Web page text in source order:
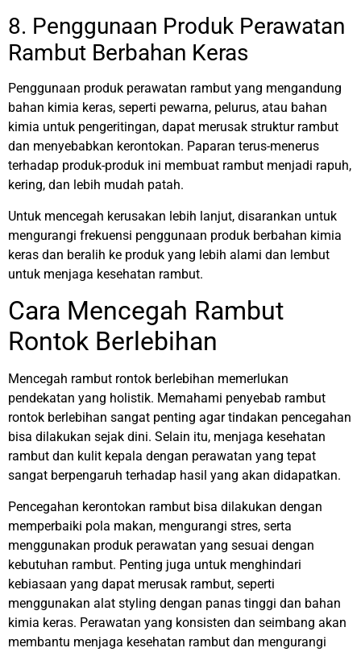
8. Penggunaan Produk Perawatan
Rambut Berbahan Keras
Penggunaan produk perawatan rambut yang mengandung
bahan kimia keras, seperti pewarna, pelurus, atau bahan
kimia untuk pengeritingan, dapat merusak struktur rambut
dan menyebabkan kerontokan. Paparan terus-menerus
terhadap produk-produk ini membuat rambut menjadi rapuh,
kering, dan lebih mudah patah.
Untuk mencegah kerusakan lebih lanjut, disarankan untuk
mengurangi frekuensi penggunaan produk berbahan kimia
keras dan beralih ke produk yang lebih alami dan lembut
untuk menjaga kesehatan rambut.
Cara Mencegah Rambut
Rontok Berlebihan
Mencegah rambut rontok berlebihan memerlukan
pendekatan yang holistik. Memahami penyebab rambut
rontok berlebihan sangat penting agar tindakan pencegahan
bisa dilakukan sejak dini. Selain itu, menjaga kesehatan
rambut dan kulit kepala dengan perawatan yang tepat
sangat berpengaruh terhadap hasil yang akan didapatkan.
Pencegahan kerontokan rambut bisa dilakukan dengan
memperbaiki pola makan, mengurangi stres, serta
menggunakan produk perawatan yang sesuai dengan
kebutuhan rambut. Penting juga untuk menghindari
kebiasaan yang dapat merusak rambut, seperti
menggunakan alat styling dengan panas tinggi dan bahan
kimia keras. Perawatan yang konsisten dan seimbang akan
membantu menjaga kesehatan rambut dan mengurangi